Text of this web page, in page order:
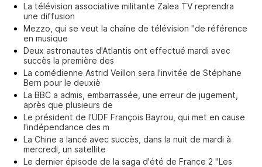
La télévision associative militante Zalea TV reprendra
une diffusion
Mezzo, qui se veut la chaîne de télévision "de référence
en musique
Deux astronautes d'Atlantis ont effectué mardi avec
succès la première des
La comédienne Astrid Veillon sera l'invitée de Stéphane
Bern pour le deuxiè
La BBC a admis, embarrassée, une erreur de jugement,
après que plusieurs de
Le président de l'UDF François Bayrou, qui met en cause
l'indépendance des m
La Chine a lancé avec succès, dans la nuit de mardi à
mercredi, un satellite
Le dernier épisode de la saga d'été de France 2 "Les